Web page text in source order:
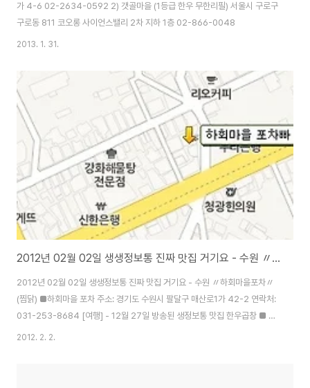
가 4-6 02-2634-0592 2) 갯골마을 (1등급 한우 무한리필) 서울시 구로구
구로동 811 코오롱 사이언스밸리 2차 지하 1층 02-866-0048
2013. 1. 31.
2012년 02월 02일 생생정보통 진짜 맛집 거기요 - 수원 〃하회마을포차〃(찜닭)
2012년 02월 02일 생생정보통 진짜 맛집 거기요 - 수원 〃하회마을포차〃
(찜닭) ■하회마을 포차 주소: 경기도 수원시 팔달구 매산로1가 42-2 연락처:
031-253-8684 [여행] - 12월 27일 방송된 생정보통 맛집 한우곱창 ■ 하
안돌곱창 [여행] - 11월 1일 생생정보통 수원 매탄동 맛집 군포해물탕집
2012. 2. 2.